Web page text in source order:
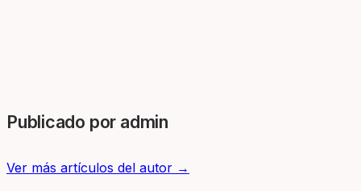
Publicado por admin
Ver más artículos del autor →